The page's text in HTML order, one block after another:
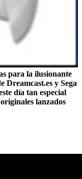
para la ilusionante
Dreamcast.es y Sega
día tan especial
lanzados